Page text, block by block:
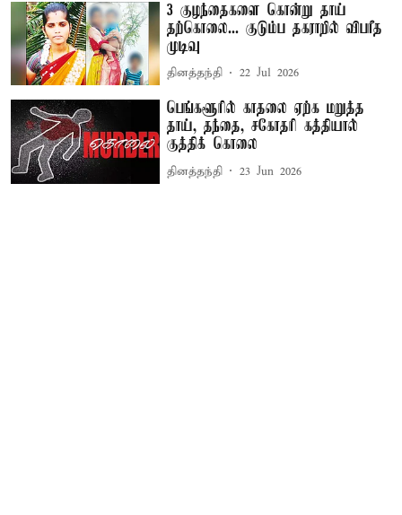
3 குழந்தைகளை கொன்று தாய்
தற்கொலை... குடும்ப தகராறில் விபரீத
முடிவு
தினத்தந்தி 22 Jul 2026
பெங்களூரில் காதலை ஏற்க மறுத்த
தாய், தந்தை, சகோதரி கத்தியால்
குத்திக் கொலை
தினத்தந்தி 23 Jun 2026